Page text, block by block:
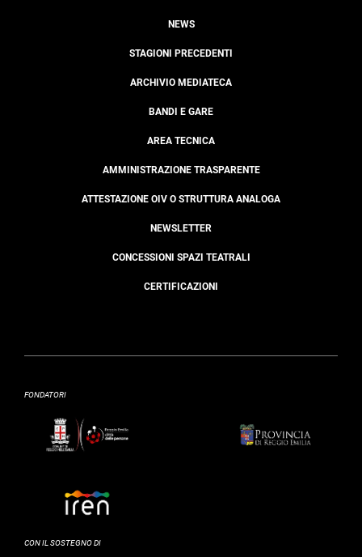
NEWS
STAGIONI PRECEDENTI
ARCHIVIO MEDIATECA
BANDI E GARE
AREA TECNICA
AMMINISTRAZIONE TRASPARENTE
ATTESTAZIONE OIV O STRUTTURA ANALOGA
NEWSLETTER
CONCESSIONI SPAZI TEATRALI
CERTIFICAZIONI
FONDATORI
CON IL SOSTEGNO DI